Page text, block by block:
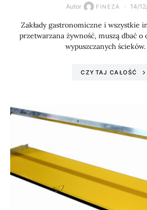
Autor FINEZA 14/
Zakłady gastronomiczne i wszystkie
przetwarzana żywność, muszą dbać o
wypuszczanych
CZYTAJ CAŁOŚĆ